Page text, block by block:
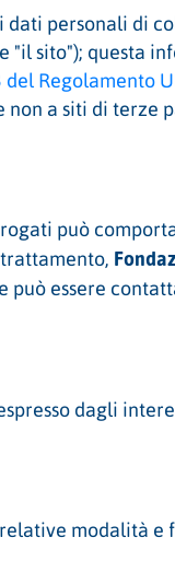
personali di
sito"); questa
del Regolamento
a siti di
può
può essere
dagli
modalità